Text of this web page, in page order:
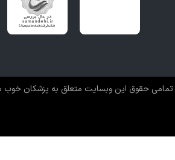
تمامی حقوق این وبسایت متعلق به پزشکان خوب